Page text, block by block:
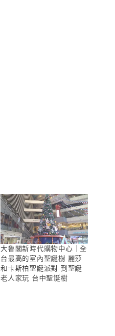
大魯閣新時代購物中心｜全
台最高的室內聖誕樹 麗莎
和卡斯柏聖誕派對 到聖誕
老人家玩 台中聖誕樹